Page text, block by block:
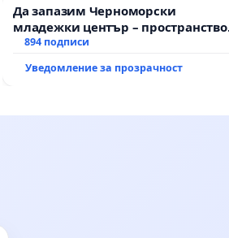
Да запазим Черноморски
младежки център – пространство
за младите на Варна
894 подписи
Уведомление за прозрачност